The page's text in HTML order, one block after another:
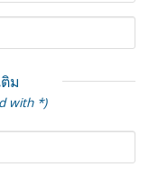
ม
with *)